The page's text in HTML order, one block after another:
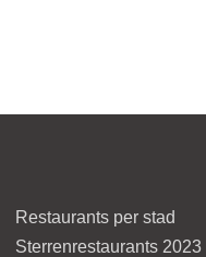
Restaurants per stad
Sterrenrestaurants 2023